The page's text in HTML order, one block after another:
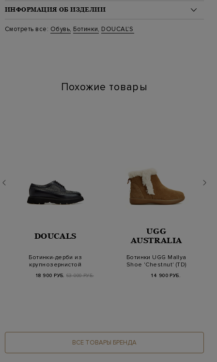
ИНФОРМАЦИЯ ОБ ИЗДЕЛИИ
Материал: замша 100%
Смотреть все: Обувь, Ботинки, DOUCAL'S
Похожие товары
DOUCALS
Ботинки-дерби из
крупнозернистой
18 900 РУБ. 63 000 РУБ.
UGG
AUSTRALIA
Ботинки UGG Mallya
Shoe 'Chestnut' (TD)
14 900 РУБ.
ВСЕ ТОВАРЫ БРЕНДА